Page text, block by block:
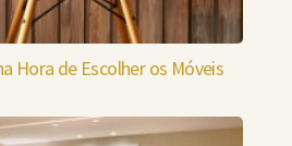
Hora de Escolher os Móveis